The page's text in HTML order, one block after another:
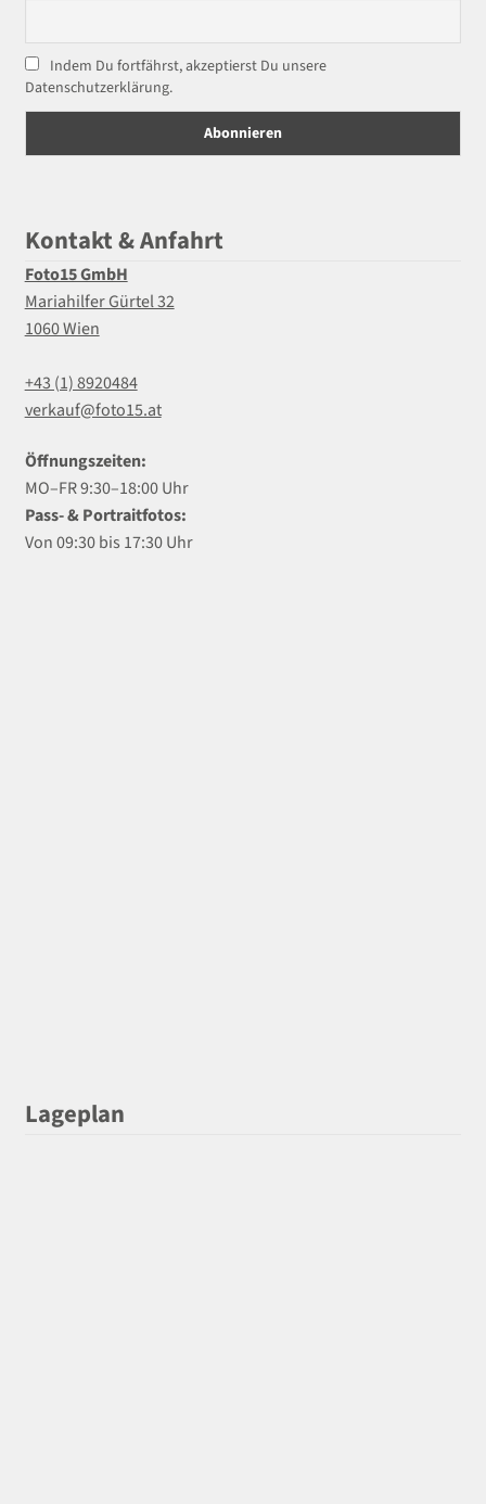
Indem Du fortfährst, akzeptierst Du unsere
Datenschutzerklärung.
Kontakt & Anfahrt
Foto15 GmbH
Mariahilfer Gürtel 32
1060 Wien
+43 (1) 8920484
verkauf@foto15.at
Öffnungszeiten:
MO–FR 9:30–18:00 Uhr
Pass- & Portraitfotos:
Von 09:30 bis 17:30 Uhr
Lageplan